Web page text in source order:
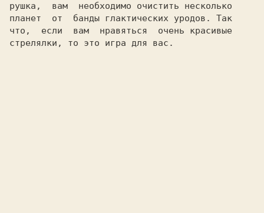
рушка,  вам  необходимо очистить несколько
планет  от  банды глактических уродов. Так
что,  если  вам  нравяться  очень красивые
стрелялки, то это игра для вас.